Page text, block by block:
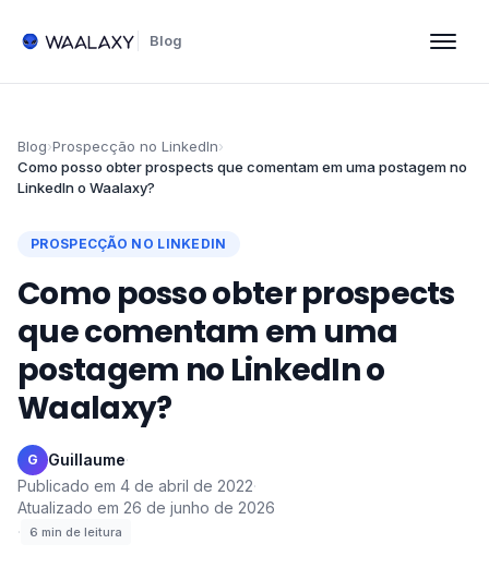
Blog
Blog›Prospecção no LinkedIn›
Como posso obter prospects que comentam em uma postagem no
LinkedIn o Waalaxy?
PROSPECÇÃO NO LINKEDIN
Como posso obter prospects
que comentam em uma
postagem no LinkedIn o
Waalaxy?
G Guillaume·
Publicado em 4 de abril de 2022·
Atualizado em 26 de junho de 2026
·
6 min de leitura